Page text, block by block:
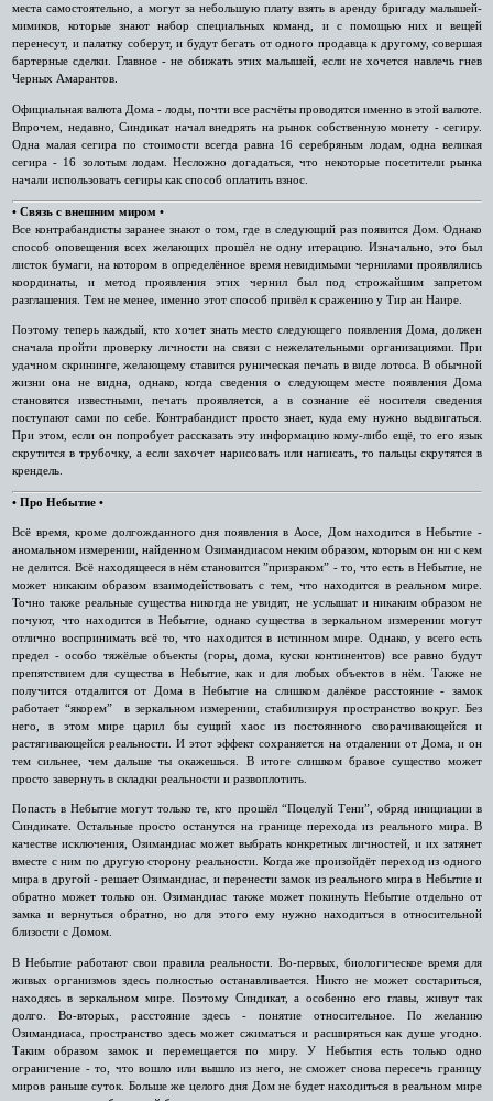
места самостоятельно, а могут за небольшую плату взять в аренду бригаду малышей-
мимиков, которые знают набор специальных команд, и с помощью них и вещей
перенесут, и палатку соберут, и будут бегать от одного продавца к другому, совершая
бартерные сделки. Главное - не обижать этих малышей, если не хочется навлечь гнев
Черных Амарантов.
Официальная валюта Дома - лоды, почти все расчёты проводятся именно в этой валюте.
Впрочем, недавно, Синдикат начал внедрять на рынок собственную монету - сегиру.
Одна малая сегира по стоимости всегда равна 16 серебряным лодам, одна великая
сегира - 16 золотым лодам. Несложно догадаться, что некоторые посетители рынка
начали использовать сегиры как способ оплатить взнос.
• Связь с внешним миром •
Все контрабандисты заранее знают о том, где в следующий раз появится Дом. Однако
способ оповещения всех желающих прошёл не одну итерацию. Изначально, это был
листок бумаги, на котором в определённое время невидимыми чернилами проявлялись
координаты, и метод проявления этих чернил был под строжайшим запретом
разглашения. Тем не менее, именно этот способ привёл к сражению у Тир ан Наире.
Поэтому теперь каждый, кто хочет знать место следующего появления Дома, должен
сначала пройти проверку личности на связи с нежелательными организациями. При
удачном скрининге, желающему ставится руническая печать в виде лотоса. В обычной
жизни она не видна, однако, когда сведения о следующем месте появления Дома
становятся известными, печать проявляется, а в сознание её носителя сведения
поступают сами по себе. Контрабандист просто знает, куда ему нужно выдвигаться.
При этом, если он попробует рассказать эту информацию кому-либо ещё, то его язык
скрутится в трубочку, а если захочет нарисовать или написать, то пальцы скрутятся в
крендель.
• Про Небытие •
Всё время, кроме долгожданного дня появления в Аосе, Дом находится в Небытие -
аномальном измерении, найденном Озимандиасом неким образом, которым он ни с кем
не делится. Всё находящееся в нём становится ”призраком” - то, что есть в Небытие, не
может никаким образом взаимодействовать с тем, что находится в реальном мире.
Точно также реальные существа никогда не увидят, не услышат и никаким образом не
почуют, что находится в Небытие, однако существа в зеркальном измерении могут
отлично воспринимать всё то, что находится в истинном мире. Однако, у всего есть
предел - особо тяжёлые объекты (горы, дома, куски континентов) все равно будут
препятствием для существа в Небытие, как и для любых объектов в нём. Также не
получится отдалится от Дома в Небытие на слишком далёкое расстояние - замок
работает “якорем” в зеркальном измерении, стабилизируя пространство вокруг. Без
него, в этом мире царил бы сущий хаос из постоянного сворачивающейся и
растягивающейся реальности. И этот эффект сохраняется на отдалении от Дома, и он
тем сильнее, чем дальше ты окажешься. В итоге слишком бравое существо может
просто завернуть в складки реальности и развоплотить.
Попасть в Небытие могут только те, кто прошёл “Поцелуй Тени”, обряд инициации в
Синдикате. Остальные просто останутся на границе перехода из реального мира. В
качестве исключения, Озимандиас может выбрать конкретных личностей, и их затянет
вместе с ним по другую сторону реальности. Когда же произойдёт переход из одного
мира в другой - решает Озимандиас, и перенести замок из реального мира в Небытие и
обратно может только он. Озимандиас также может покинуть Небытие отдельно от
замка и вернуться обратно, но для этого ему нужно находиться в относительной
близости с Домом.
В Небытие работают свои правила реальности. Во-первых, биологическое время для
живых организмов здесь полностью останавливается. Никто не может состариться,
находясь в зеркальном мире. Поэтому Синдикат, а особенно его главы, живут так
долго. Во-вторых, расстояние здесь - понятие относительное. По желанию
Озимандиаса, пространство здесь может сжиматься и расширяться как душе угодно.
Таким образом замок и перемещается по миру. У Небытия есть только одно
ограничение - то, что вошло или вышло из него, не сможет снова пересечь границу
миров раньше суток. Больше же целого дня Дом не будет находиться в реальном мире